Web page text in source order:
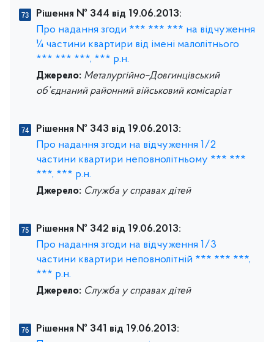
Рішення № 344 від 19.06.2013:
Про надання згоди *** *** *** на відчуження
¼ частини квартири від імені малолітнього
*** *** ***, *** р.н.
Джерело: Металургійно–Довгинцівський
об’єднаний районний військовий комісаріат
Рішення № 343 від 19.06.2013:
Про надання згоди на відчуження 1/2
частини квартири неповнолітньому *** ***
***, *** р.н.
Джерело: Служба у справах дітей
Рішення № 342 від 19.06.2013:
Про надання згоди на відчуження 1/3
частини квартири неповнолітній *** *** ***,
*** р.н.
Джерело: Служба у справах дітей
Рішення № 341 від 19.06.2013: